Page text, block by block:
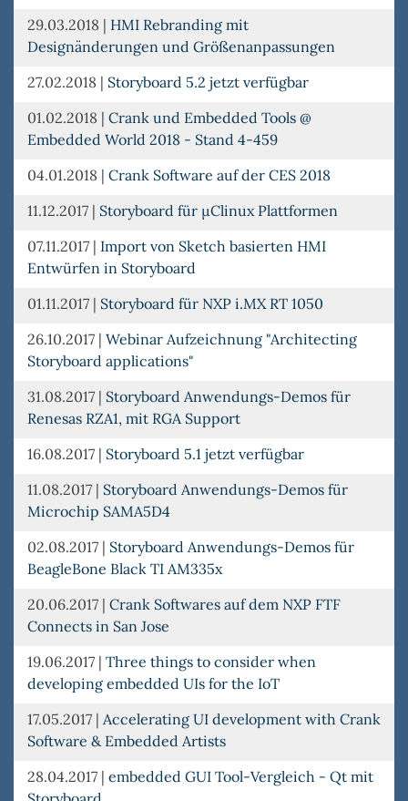
29.03.2018 | HMI Rebranding mit
Designänderungen und Größenanpassungen
27.02.2018 | Storyboard 5.2 jetzt verfügbar
01.02.2018 | Crank und Embedded Tools @
Embedded World 2018 - Stand 4-459
04.01.2018 | Crank Software auf der CES 2018
11.12.2017 | Storyboard für µClinux Plattformen
07.11.2017 | Import von Sketch basierten HMI
Entwürfen in Storyboard
01.11.2017 | Storyboard für NXP i.MX RT 1050
26.10.2017 | Webinar Aufzeichnung "Architecting
Storyboard applications"
31.08.2017 | Storyboard Anwendungs-Demos für
Renesas RZA1, mit RGA Support
16.08.2017 | Storyboard 5.1 jetzt verfügbar
11.08.2017 | Storyboard Anwendungs-Demos für
Microchip SAMA5D4
02.08.2017 | Storyboard Anwendungs-Demos für
BeagleBone Black TI AM335x
20.06.2017 | Crank Softwares auf dem NXP FTF
Connects in San Jose
19.06.2017 | Three things to consider when
developing embedded UIs for the IoT
17.05.2017 | Accelerating UI development with Crank
Software & Embedded Artists
28.04.2017 | embedded GUI Tool-Vergleich - Qt mit